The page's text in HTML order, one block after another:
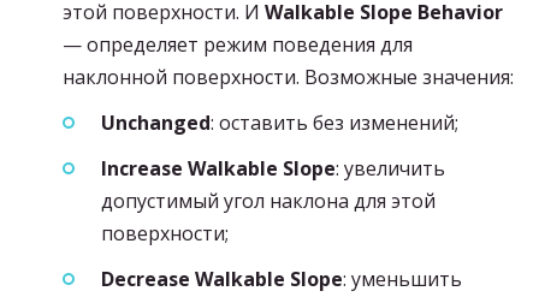
этой поверхности. И Walkable Slope Behavior
— определяет режим поведения для
наклонной поверхности. Возможные значения:
Unchanged: оставить без изменений;
Increase Walkable Slope: увеличить
допустимый угол наклона для этой
поверхности;
Decrease Walkable Slope: уменьшить